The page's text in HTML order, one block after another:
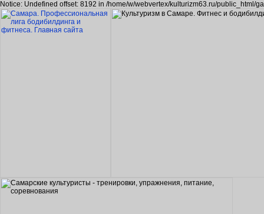
Notice: Undefined offset: 8192 in /home/w/webvertex/kulturizm63.ru/public_html/